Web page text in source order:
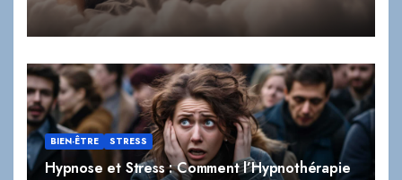
BIEN-ÊTRE STRESS
Hypnose et Stress : Comment l’Hypnothérapie